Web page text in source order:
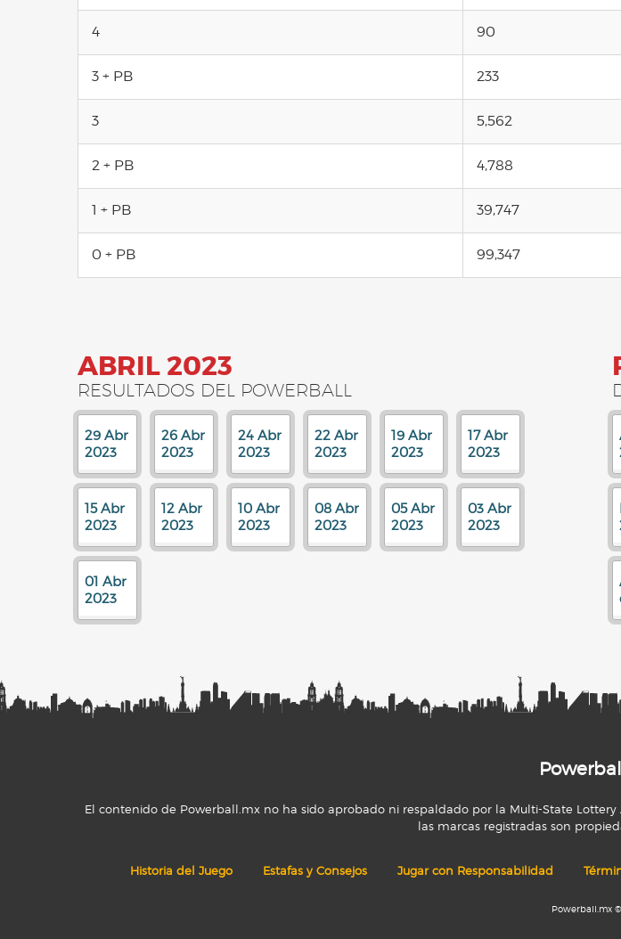
4 90
3 + PB 233
3 5,562
2 + PB 4,788
1 + PB 39,747
0 + PB 99,347
ABRIL 2023
RESULTADOS DEL POWERBALL
29 Abr
2023
26 Abr
2023
24 Abr
2023
22 Abr
2023
19 Abr
2023
17 Abr
2023
15 Abr
2023
12 Abr
2023
10 Abr
2023
08 Abr
2023
05 Abr
2023
03 Abr
2023
01 Abr
2023
El contenido de Powerball.mx no ha sido aprobado ni respaldado por la Multi-State Lottery
las marcas registradas son
Historia del Juego Estafas y Consejos Jugar con Responsabilidad
Powerball.mx